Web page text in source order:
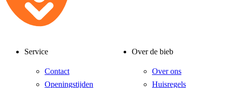
Service
Contact
Openingstijden
Over de bieb
Over ons
Huisregels